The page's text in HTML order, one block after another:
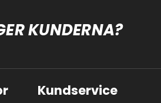
KUNDERNA?
Kundservice